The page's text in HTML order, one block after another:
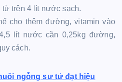
từ trên 4 lít nước sạch.
cho thêm đường, vitamin vào
lít nước cần 0,25kg đường,
cách.
ngỗng sư tử đạt hiệu